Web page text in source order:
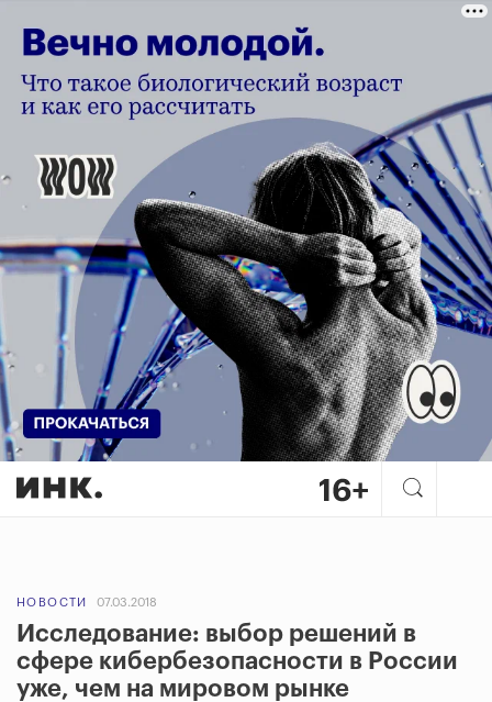
НОВОСТИ 07.03.2018
Исследование: выбор решений в
сфере кибербезопасности в России
уже, чем на мировом рынке